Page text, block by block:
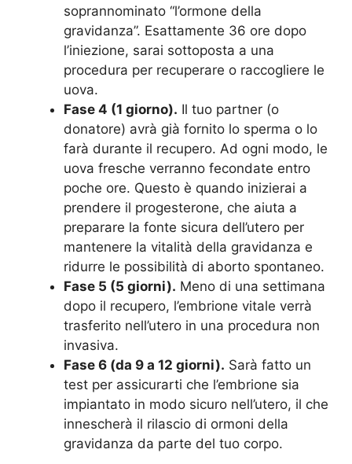
soprannominato “l’ormone della
gravidanza”. Esattamente 36 ore dopo
l’iniezione, sarai sottoposta a una
procedura per recuperare o raccogliere le
uova.
Fase 4 (1 giorno). Il tuo partner (o
donatore) avrà già fornito lo sperma o lo
farà durante il recupero. Ad ogni modo, le
uova fresche verranno fecondate entro
poche ore. Questo è quando inizierai a
prendere il progesterone, che aiuta a
preparare la fonte sicura dell’utero per
mantenere la vitalità della gravidanza e
ridurre le possibilità di aborto spontaneo.
Fase 5 (5 giorni). Meno di una settimana
dopo il recupero, l’embrione vitale verrà
trasferito nell’utero in una procedura non
invasiva.
Fase 6 (da 9 a 12 giorni). Sarà fatto un
test per assicurarti che l’embrione sia
impiantato in modo sicuro nell’utero, il che
innescherà il rilascio di ormoni della
gravidanza da parte del tuo corpo.